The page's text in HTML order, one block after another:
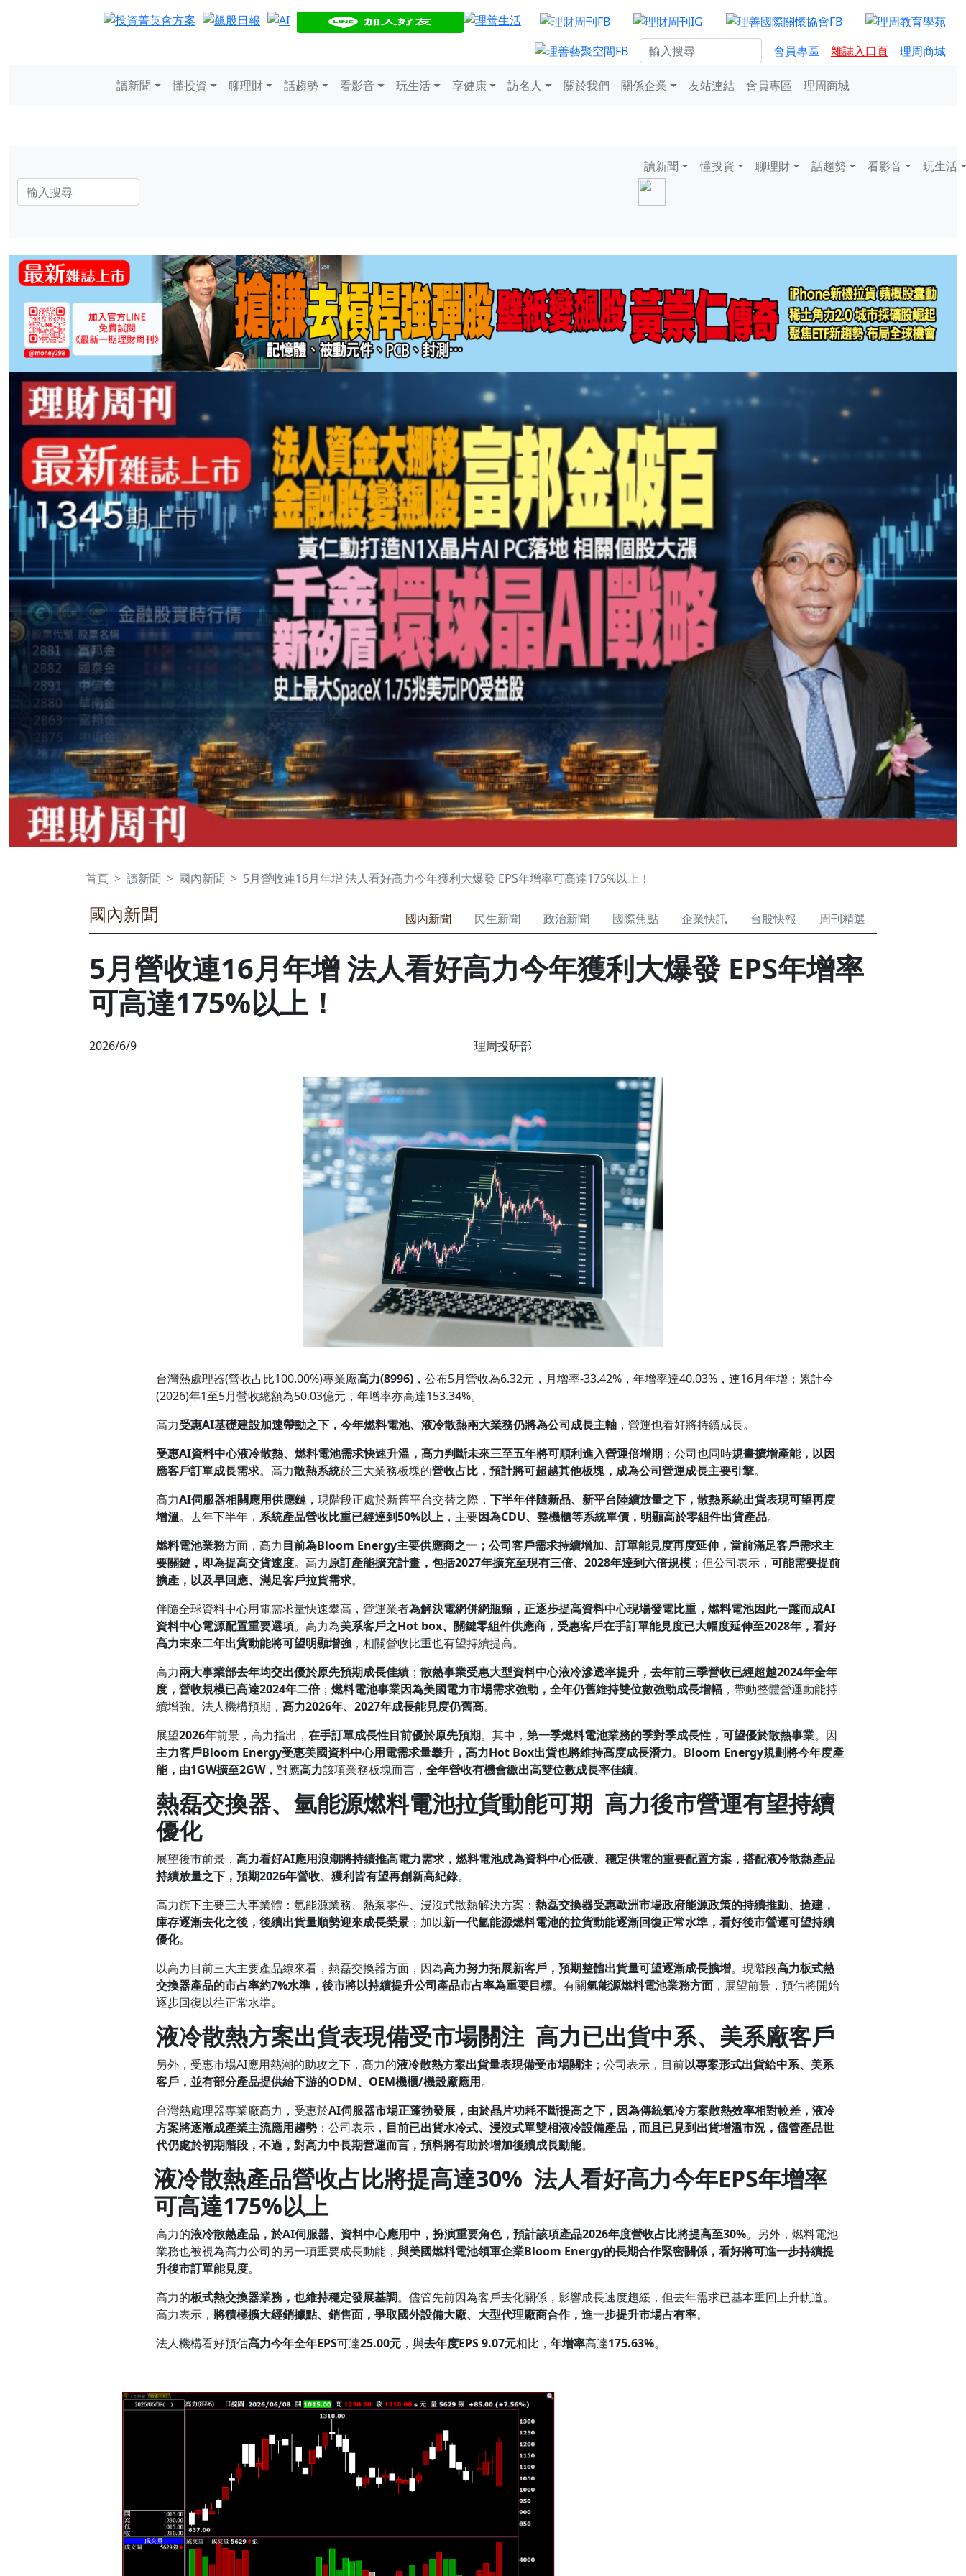
會員專區 雜誌入口頁 理周商城
讀新聞 懂投資 聊理財 話趨勢 看影音 玩生活 享健康 訪名人 關於我們 關係企業 友站連結 會員專區 理周商城
讀新聞 懂投資 聊理財 話趨勢 看影音 玩生活
首頁 讀新聞 國內新聞 5月營收連16月年增 法人看好高力今年獲利大爆發 EPS年增率可高達175%以上！
國內新聞 國內新聞 民生新聞 政治新聞 國際焦點 企業快訊 台股快報 周刊精選
5月營收連16月年增 法人看好高力今年獲利大爆發 EPS年增率
可高達175%以上！
2026/6/9 理周投研部
台灣熱處理器(營收占比100.00%)專業廠高力(8996)，公布5月營收為6.32元，月增率-33.42%，年增率達40.03%，連16月年增；累計今
(2026)年1至5月營收總額為50.03億元，年增率亦高達153.34%。
高力受惠AI基礎建設加速帶動之下，今年燃料電池、液冷散熱兩大業務仍將為公司成長主軸，營運也看好將持續成長。
受惠AI資料中心液冷散熱、燃料電池需求快速升溫，高力判斷未來三至五年將可順利進入營運倍增期；公司也同時規畫擴增產能，以因
應客戶訂單成長需求。高力散熱系統於三大業務板塊的營收占比，預計將可超越其他板塊，成為公司營運成長主要引擎。
高力AI伺服器相關應用供應鏈，現階段正處於新舊平台交替之際， 下半年伴隨新品、新平台陸續放量之下，散熱系統出貨表現可望再度
增溫。去年下半年， 系統產品營收比重已經達到50%以上，主要因為CDU、整機櫃等系統單價，明顯高於零組件出貨產品。
燃料電池業務方面，高力目前為Bloom Energy主要供應商之一；公司客戶需求持續增加、訂單能見度再度延伸，當前滿足客戶需求主
要關鍵，即為提高交貨速度。高力原訂產能擴充計畫，包括2027年擴充至現有三倍、 2028年達到六倍規模；但公司表示， 可能需要提前
擴產，以及早回應、滿足客戶拉貨需求。
伴隨全球資料中心用電需求量快速攀高，營運業者為解決電網併網瓶頸，正逐步提高資料中心現場發電比重，燃料電池因此一躍而成AI
資料中心電源配置重要選項。高力為美系客戶之Hot box、關鍵零組件供應商，受惠客戶在手訂單能見度已大幅度延伸至2028年，看好
高力未來二年出貨動能將可望明顯增強，相關營收比重也有望持續提高。
高力兩大事業部去年均交出優於原先預期成長佳績； 散熱事業受惠大型資料中心液冷滲透率提升， 去年前三季營收已經超越2024年全年
度，營收規模已高達2024年二倍； 燃料電池事業因為美國電力市場需求強勁，全年仍舊維持雙位數強勁成長增幅，帶動整體營運動能持
續增強。法人機構預期， 高力2026年、 2027年成長能見度仍舊高。
展望2026年前景，高力指出， 在手訂單成長性目前優於原先預期。其中， 第一季燃料電池業務的季對季成長性，可望優於散熱事業。因
主力客戶Bloom Energy受惠美國資料中心用電需求量攀升，高力Hot Box出貨也將維持高度成長潛力。 Bloom Energy規劃將今年度產
能，由1GW擴至2GW，對應高力該項業務板塊而言， 全年營收有機會繳出高雙位數成長率佳績。
熱磊交換器、氫能源燃料電池拉貨動能可期 高力後市營運有望持續
優化
展望後市前景， 高力看好AI應用浪潮將持續推高電力需求，燃料電池成為資料中心低碳、穩定供電的重要配置方案，搭配液冷散熱產品
持續放量之下，預期2026年營收、獲利皆有望再創新高紀錄。
高力旗下主要三大事業體：氫能源業務、熱泵零件、浸沒式散熱解決方案； 熱磊交換器受惠歐洲市場政府能源政策的持續推動、搶建，
庫存逐漸去化之後，後續出貨量順勢迎來成長榮景；加以新一代氫能源燃料電池的拉貨動能逐漸回復正常水準，看好後市營運可望持續
優化。
以高力目前三大主要產品線來看，熱磊交換器方面，因為高力努力拓展新客戶，預期整體出貨量可望逐漸成長擴增。現階段高力板式熱
交換器產品的市占率約7%水準，後市將以持續提升公司產品市占率為重要目標。有關氫能源燃料電池業務方面，展望前景，預估將開始
逐步回復以往正常水準。
液冷散熱方案出貨表現備受市場關注 高力已出貨中系、美系廠客戶
另外，受惠市場AI應用熱潮的助攻之下，高力的液冷散熱方案出貨量表現備受市場關注；公司表示，目前以專案形式出貨給中系、美系
客戶，並有部分產品提供給下游的ODM、 OEM機櫃/機殼廠應用。
台灣熱處理器專業廠高力，受惠於AI伺服器市場正蓬勃發展，由於晶片功耗不斷提高之下，因為傳統氣冷方案散熱效率相對較差，液冷
方案將逐漸成產業主流應用趨勢；公司表示， 目前已出貨水冷式、浸沒式單雙相液冷設備產品，而且已見到出貨增溫市況，儘管產品世
代仍處於初期階段，不過，對高力中長期營運而言，預料將有助於增加後續成長動能。
液冷散熱產品營收占比將提高達30% 法人看好高力今年EPS年增率
可高達175%以上
高力的液冷散熱產品，於AI伺服器、資料中心應用中，扮演重要角色，預計該項產品2026年度營收占比將提高至30%。另外，燃料電池
業務也被視為高力公司的另一項重要成長動能， 與美國燃料電池領軍企業Bloom Energy的長期合作緊密關係，看好將可進一步持續提
升後市訂單能見度。
高力的板式熱交換器業務，也維持穩定發展基調。儘管先前因為客戶去化關係，影響成長速度趨緩，但去年需求已基本重回上升軌道。
高力表示， 將積極擴大經銷據點、銷售面，爭取國外設備大廠、大型代理廠商合作，進一步提升市場占有率。
法人機構看好預估高力今年全年EPS可達25.00元，與去年度EPS 9.07元相比， 年增率高達175.63%。